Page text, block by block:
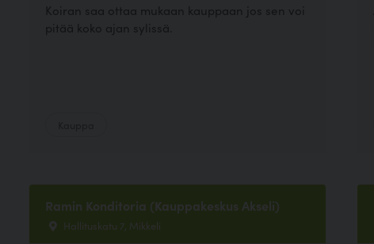
Koiran saa ottaa mukaan kauppaan jos sen voi
pitää koko ajan sylissä.
Ramin Konditoria (Kauppakeskus Akseli)
Hallituskatu 7, Mikkeli